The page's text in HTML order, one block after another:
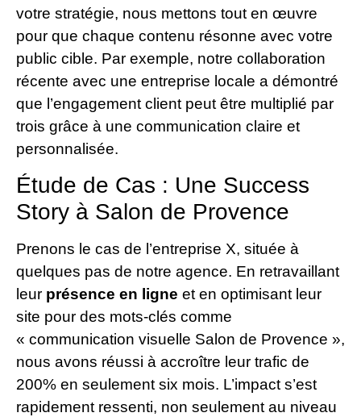
votre stratégie, nous mettons tout en œuvre
pour que chaque contenu résonne avec votre
public cible. Par exemple, notre collaboration
récente avec une entreprise locale a démontré
que l’engagement client peut être multiplié par
trois grâce à une communication claire et
personnalisée.
Étude de Cas : Une Success
Story à Salon de Provence
Prenons le cas de l’entreprise X, située à
quelques pas de notre agence. En retravaillant
leur présence en ligne et en optimisant leur
site pour des mots-clés comme
« communication visuelle Salon de Provence »,
nous avons réussi à accroître leur trafic de
200% en seulement six mois. L’impact s’est
rapidement ressenti, non seulement au niveau